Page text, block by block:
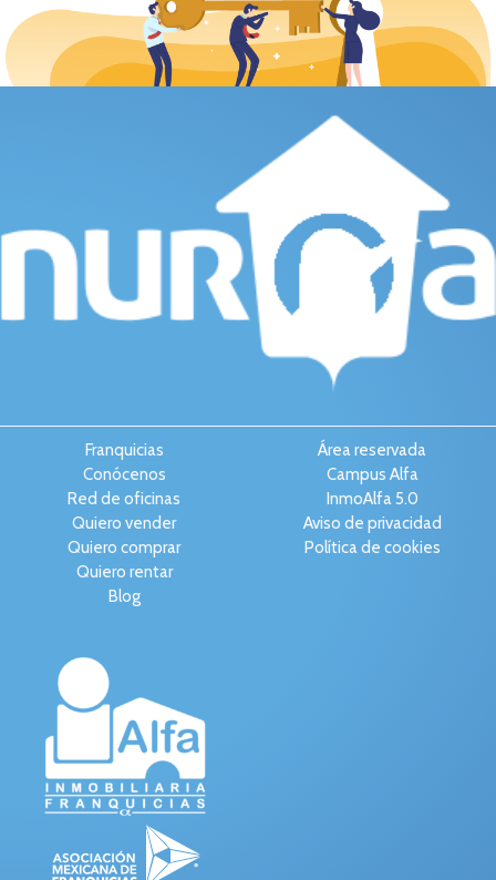
Franquicias
Conócenos
Red de oficinas
Quiero vender
Quiero comprar
Quiero rentar
Blog
Área reservada
Campus Alfa
InmoAlfa 5.0
Aviso de privacidad
Política de cookies